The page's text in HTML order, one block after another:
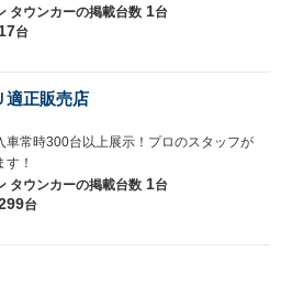
タウンカーの掲載台数 1台
17台
正販売店
車常時300台以上展示！プロのスタッフが
す！
タウンカーの掲載台数 1台
台